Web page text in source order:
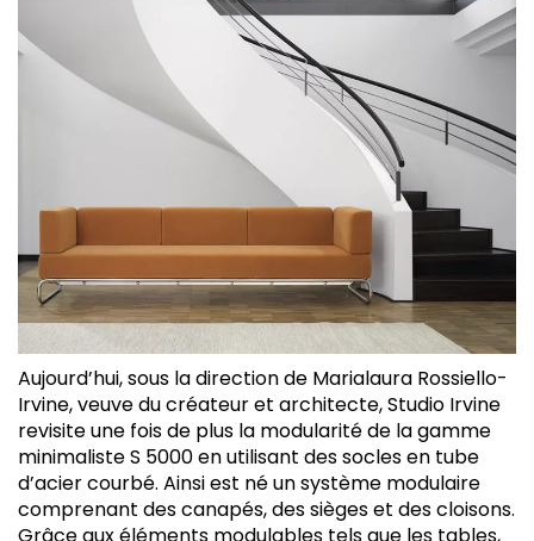
Aujourd’hui, sous la direction de Marialaura Rossiello-
Irvine, veuve du créateur et architecte, Studio Irvine
revisite une fois de plus la modularité de la gamme
minimaliste S 5000 en utilisant des socles en tube
d’acier courbé. Ainsi est né un système modulaire
comprenant des canapés, des sièges et des cloisons.